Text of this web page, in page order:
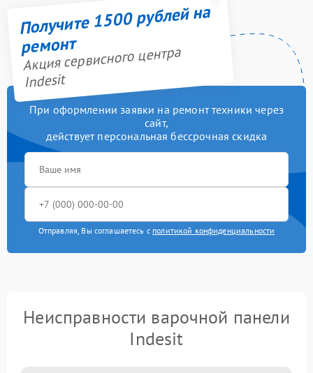
Получите 1500 рублей на
ремонт
Акция сервисного центра
Indesit
При оформлении заявки на ремонт техники через
сайт,
действует персональная бессрочная скидка
Отправляя, Вы соглашаетесь с политикой конфиденциальности
Неисправности варочной панели
Indesit